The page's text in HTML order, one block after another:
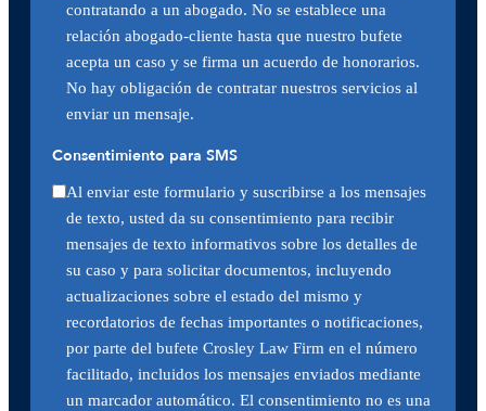
contratando a un abogado. No se establece una
relación abogado-cliente hasta que nuestro bufete
acepta un caso y se firma un acuerdo de honorarios.
No hay obligación de contratar nuestros servicios al
enviar un mensaje.
Consentimiento para SMS
Al enviar este formulario y suscribirse a los mensajes
de texto, usted da su consentimiento para recibir
mensajes de texto informativos sobre los detalles de
su caso y para solicitar documentos, incluyendo
actualizaciones sobre el estado del mismo y
recordatorios de fechas importantes o notificaciones,
por parte del bufete Crosley Law Firm en el número
facilitado, incluidos los mensajes enviados mediante
un marcador automático. El consentimiento no es una